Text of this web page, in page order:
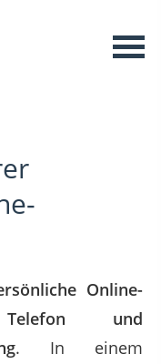
Online-
und
. In einem